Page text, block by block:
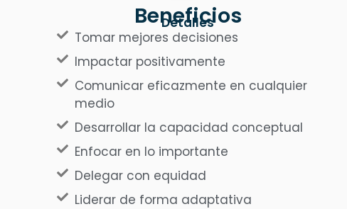
Beneficios
Detalles
Tomar mejores decisiones
Impactar positivamente
Comunicar eficazmente en cualquier
medio
Desarrollar la capacidad conceptual
Enfocar en lo importante
Delegar con equidad
Liderar de forma adaptativa